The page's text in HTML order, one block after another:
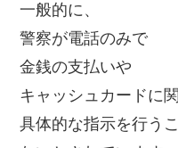
一般的に、
警察が電話のみで
金銭の支払いや
キャッシュカードに
具体的な指示を行う